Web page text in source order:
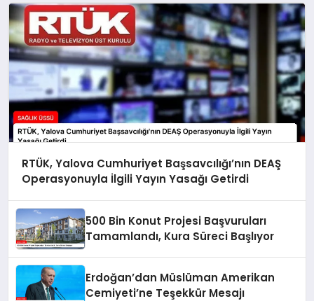
RTÜK, Yalova Cumhuriyet Başsavcılığı’nın DEAŞ
Operasyonuyla İlgili Yayın Yasağı Getirdi
500 Bin Konut Projesi Başvuruları
Tamamlandı, Kura Süreci Başlıyor
Erdoğan’dan Müslüman Amerikan
Cemiyeti’ne Teşekkür Mesajı